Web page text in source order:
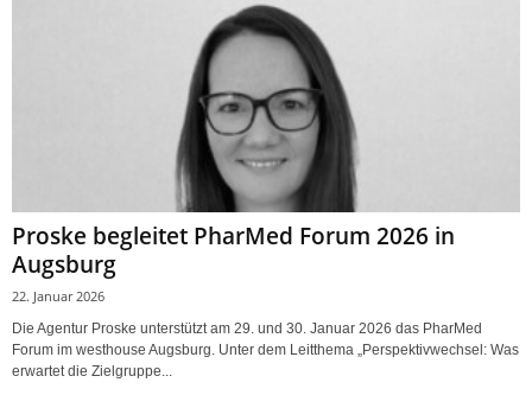
Proske begleitet PharMed Forum 2026 in
Augsburg
22. Januar 2026
Die Agentur Proske unterstützt am 29. und 30. Januar 2026 das PharMed
Forum im westhouse Augsburg. Unter dem Leitthema „Perspektivwechsel: Was
erwartet die Zielgruppe...